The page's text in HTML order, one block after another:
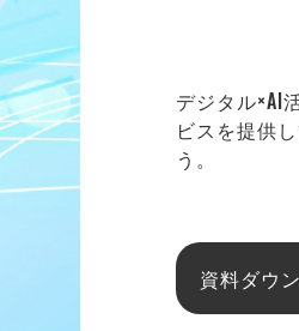
デジタル×AI
ビスを提供
う。
資料ダウ